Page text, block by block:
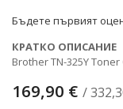
Бъдете първият
КРАТКО ОПИСАНИЕ
Brother TN-325Y
169,90 € /
снимки